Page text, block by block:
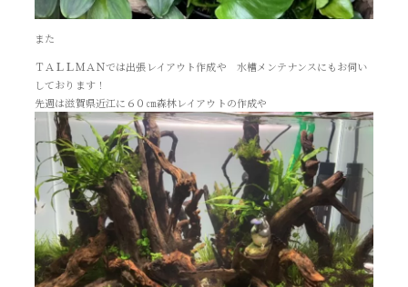
また
ＴＡＬＬＭＡＮでは出張レイアウト作成や 水槽メンテナンスにもお伺い
しております！
先週は滋賀県近江に６０㎝森林レイアウトの作成や